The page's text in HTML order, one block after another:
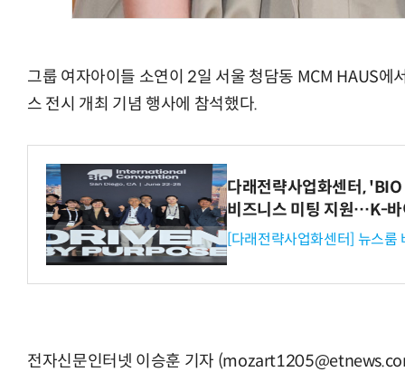
그룹 여자아이들 소연이 2일 서울 청담동 MCM HAUS에
스 전시 개최 기념 행사에 참석했다.
다래전략사업화센터,
비즈니스 미팅 지원…K-바
[다래전략사업화센터] 뉴스룸
전자신문인터넷 이승훈 기자